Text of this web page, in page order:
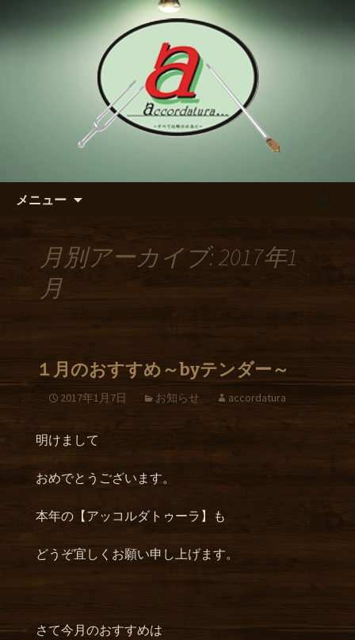
東区の泉のダイニングバー
【アッコルダトゥーラ】のブ
【アッコルダトゥーラ】のブログ
メニュー
月別アーカイブ: 2017年1
月
１月のおすすめ～byテンダー～
2017年1月7日 お知らせ accordatura
明けまして
おめでとうございます。
本年の【アッコルダトゥーラ】も
どうぞ宜しくお願い申し上げます。
さて今月のおすすめは